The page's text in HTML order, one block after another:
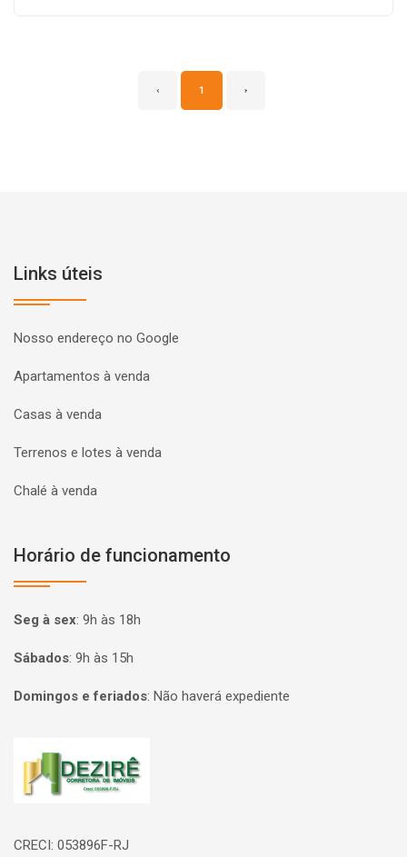
‹ 1 ›
Links úteis
Nosso endereço no Google
Apartamentos à venda
Casas à venda
Terrenos e lotes à venda
Chalé à venda
Horário de funcionamento
Seg à sex: 9h às 18h
Sábados: 9h às 15h
Domingos e feriados: Não haverá expediente
Página inicial
CRECI: 053896F-RJ